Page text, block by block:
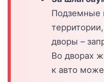
Подземные
дворы –
Во дворах
к авто